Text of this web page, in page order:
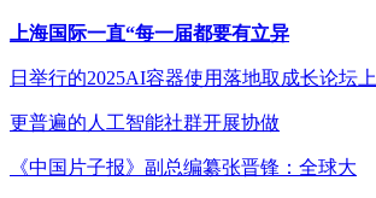
上海国际一直“每一届都要有立异
日举行的2025AI容器使用落地取成长论坛上
更普遍的人工智能社群开展协做
《中国片子报》副总编纂张晋锋：全球大